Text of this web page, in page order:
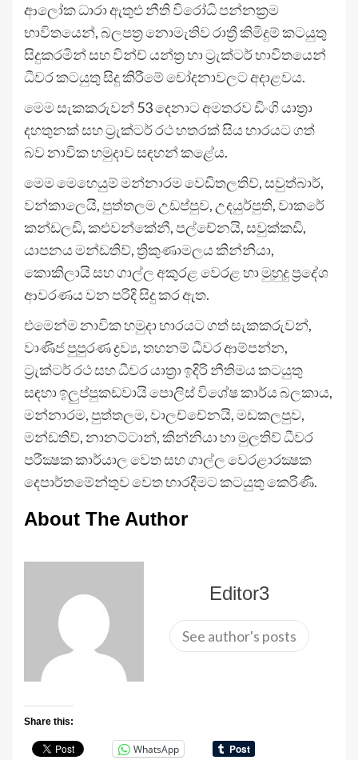
ආලෝක ධාරා ඇතුළු නීති විරෝධි පන්නක්‍රම
භාවිතයෙන්, බලපත්‍ර නොමැතිව රාත්‍රී කිමිදුම් කටයුතු
සිදුකරමින් සහ වින්ච් යන්ත්‍ර හා ට්‍රැක්ටර් භාවිතයෙන්
ධීවර කටයුතු සිදු කිරීමේ චෝදනාවලට අදාළවය.
මෙම සැකකරුවන් 53 දෙනාට අමතරව ඩිංගි යාත්‍රා
දහතුනක් සහ ට්‍රැක්ටර් රථ හතරක් සිය භාරයට ගත්
බව නාවික හමුදාව සඳහන් කළේය.
මෙම මෙහෙයුම් මන්නාරම වෙඩිතලතිව්, සවුත්බාර්,
වන්කාලෙයි, පුත්තලම උඩප්පුව, උදයුර්පුති, වාකරේ
කන්ඩලඩි, කළුවන්කේනී, පල්චේනයි, සවුක්කඩි,
යාපනය මන්ඩතිව්, ත්‍රිකුණාමලය කින්නියා,
කොකිලායි සහ ගාල්ල අකුරළ වෙරළ හා මුහුදු ප්‍රදේශ
ආවරණය වන පරිදි සිදු කර ඇත.
එමෙන්ම නාවික හමුදා භාරයට ගත් සැකකරුවන්,
වාණිජ පුපුරණ ද්‍රව්‍ය, තහනම් ධීවර ආම්පන්න,
ට්‍රැක්ටර් රථ සහ ධීවර යාත්‍රා ඉදිරි නීතිමය කටයුතු
සඳහා ඉලුප්පුකඩවායි පොලිස් විශේෂ කාර්ය බලකාය,
මන්නාරම, පුත්තලම, වාලච්චේනයි, මඩකලපුව,
මන්ඩතිව්, නානට්ටාන්, කින්නියා හා මුලතිව් ධීවර
පරීක්‍ෂක කාර්යාල වෙත සහ ගාල්ල වෙරළාරක්‍ෂක
දෙපාර්තමේන්තුව වෙත භාරදීමට කටයුතු කෙරිණි.
About The Author
Editor3
See author's posts
Share this:
WhatsApp